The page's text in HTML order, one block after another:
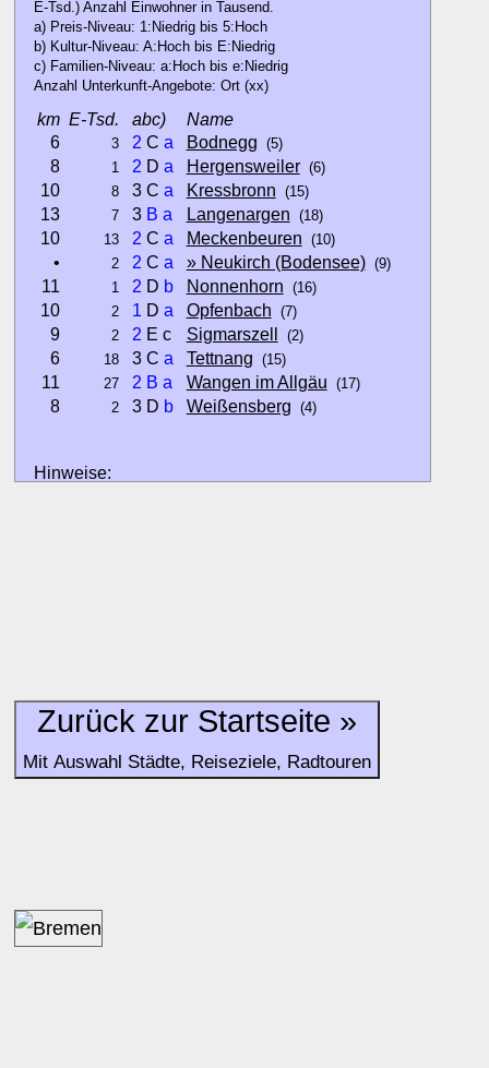
E-Tsd.) Anzahl Einwohner in Tausend.
a) Preis-Niveau: 1:Niedrig bis 5:Hoch
b) Kultur-Niveau: A:Hoch bis E:Niedrig
c) Familien-Niveau: a:Hoch bis e:Niedrig
Anzahl Unterkunft-Angebote: Ort (xx)
km E-Tsd. abc)
Name
6
3 2 C a Bodnegg (5)
8 1 2 D a Hergensweiler (6)
10 8 3 C a Kressbronn (15)
13 7 3 B a Langenargen (18)
10 13 2 C a Meckenbeuren (10)
• 2 2 C a » Neukirch (Bodensee) (9)
11 1 2 D b Nonnenhorn (16)
10 2 1 D a Opfenbach (7)
9 2 2 E c Sigmarszell (2)
6 18 3 C a Tettnang (15)
11 27 2 B a Wangen im Allgäu (17)
8 2 3 D b Weißensberg (4)
Hinweise:
Zurück zur Startseite »
Mit Auswahl Städte, Reiseziele, Radtouren